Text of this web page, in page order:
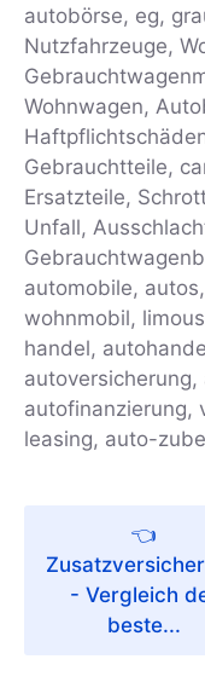
autobörse, eg,
Nutzfahrzeuge,
Wohnwagen,
Gebrauchtteile,
Ersatzteile,
Unfall,
automobile,
wohnmobil,
handel,
autofinanzierung,
leasing, auto-
- Vergleich
beste...